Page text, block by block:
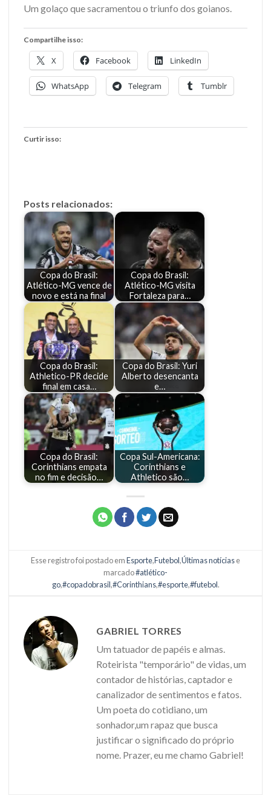
Um golaço que sacramentou o triunfo dos goianos.
Compartilhe isso:
X Facebook LinkedIn
WhatsApp Telegram Tumblr
Curtir isso:
Posts relacionados:
Copa do Brasil:
Atlético-MG vence de
novo e está na final
Copa do Brasil:
Atlético-MG visita
Fortaleza para…
Copa do Brasil:
Athletico-PR decide
final em casa…
Copa do Brasil: Yuri
Alberto desencanta
e…
Copa do Brasil:
Corinthians empata
no fim e decisão…
Copa Sul-Americana:
Corinthians e
Athletico são…
Esse registro foi postado emEsporte,Futebol,Últimas notíciase
marcado#atlético-
go,#copadobrasil,#Corinthians,#esporte,#futebol.
GABRIEL TORRES
Um tatuador de papéis e almas.
Roteirista "temporário" de vidas, um
contador de histórias, captador e
canalizador de sentimentos e fatos.
Um poeta do cotidiano, um
sonhador,um rapaz que busca
justificar o significado do próprio
nome. Prazer, eu me chamo Gabriel!